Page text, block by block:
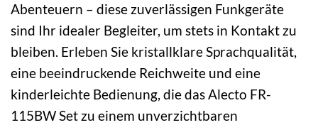
Abenteuern – diese zuverlässigen Funkgeräte
sind Ihr idealer Begleiter, um stets in Kontakt zu
bleiben. Erleben Sie kristallklare Sprachqualität,
eine beeindruckende Reichweite und eine
kinderleichte Bedienung, die das Alecto FR-
115BW Set zu einem unverzichtbaren